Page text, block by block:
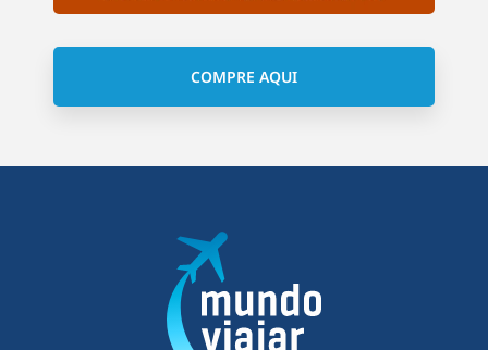
COMPRE AQUI